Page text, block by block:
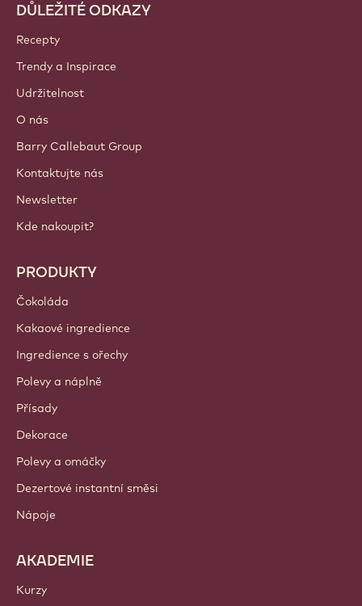
Footer
Callebaut
DŮLEŽITÉ ODKAZY
Recepty
Trendy a Inspirace
Udržitelnost
O nás
Barry Callebaut Group
Kontaktujte nás
Newsletter
Kde nakoupit?
PRODUKTY
Čokoláda
Kakaové ingredience
Ingredience s ořechy
Polevy a náplně
Přísady
Dekorace
Polevy a omáčky
Dezertové instantní směsi
Nápoje
AKADEMIE
Kurzy